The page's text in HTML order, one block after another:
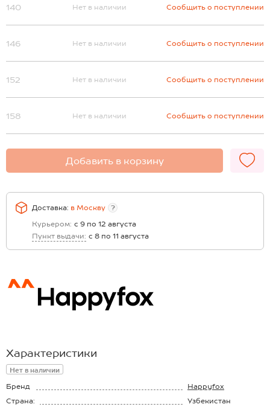
140 Нет в наличии Сообщить о поступлении
146 Нет в наличии Сообщить о поступлении
152 Нет в наличии Сообщить о поступлении
158 Нет в наличии Сообщить о поступлении
Добавить в корзину
Доставка: в Москву
?
Курьером: с 9 по 12 августа
Пункт выдачи: с 8 по 11 августа
Характеристики
Нет в наличии
Бренд
Happyfox
Страна:
Узбекистан